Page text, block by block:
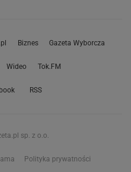
Biznes Gazeta Wyborcza
Wideo Tok.FM
RSS
sp. z o.o.
Polityka prywatności